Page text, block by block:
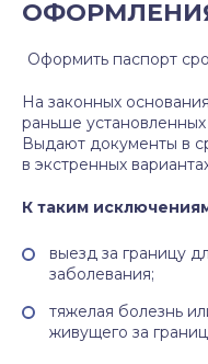
Оформить паспорт
На законных
раньше
Выдают документы в
в экстренных
К таким
выезд за границу
заболевания;
тяжелая болезнь
живущего за